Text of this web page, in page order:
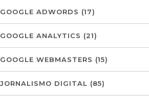
GOOGLE ADWORDS (17)
GOOGLE ANALYTICS (21)
GOOGLE WEBMASTERS (15)
JORNALISMO DIGITAL (85)